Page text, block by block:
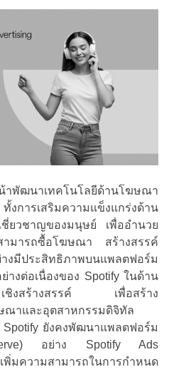
าพัฒนาเทคโนโลยีด้านโฆษณา
การเสริมความแข็งแกร่งด้าน
ยวชาญของมนุษย์ เพื่ออำนวย
ามารถซื้อโฆษณา สร้างสรรค์
ประสิทธิภาพบนแพลตฟอร์ม
งต่อเนื่องของ Spotify ในด้าน
มเชิงสร้างสรรค์ เพื่อสร้าง
าและอุตสาหกรรมดิจิทัล
ยังคงพัฒนาแพลตฟอร์ม
อย่าง Spotify Ads
พิ่มความสามารถในการกำหนด